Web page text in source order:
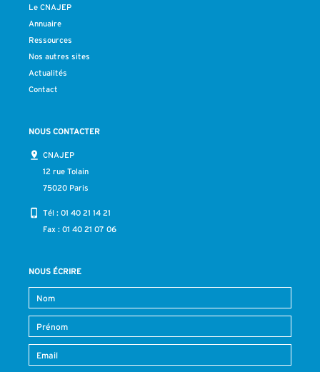
Le CNAJEP
Annuaire
Ressources
Nos autres sites
Actualités
Contact
NOUS CONTACTER
CNAJEP
12 rue Tolain
75020 Paris
Tél : 01 40 21 14 21
Fax : 01 40 21 07 06
NOUS ÉCRIRE